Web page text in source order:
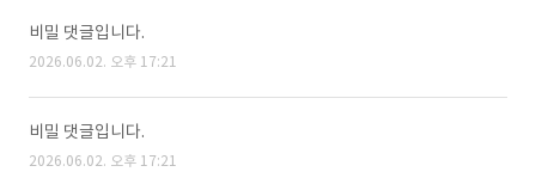
비밀 댓글입니다.
2026.06.02. 오후 17:21
비밀 댓글입니다.
2026.06.02. 오후 17:21